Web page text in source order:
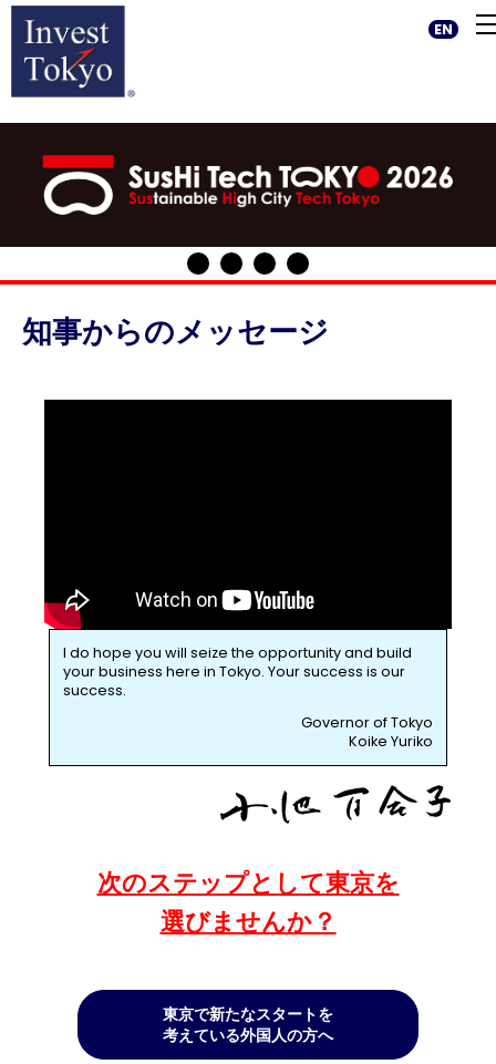
EN
知事からのメッセージ
I do hope you will seize the opportunity and build
your business here in Tokyo. Your success is our
success.
Governor of Tokyo
Koike Yuriko
次のステップとして東京を
選びませんか？
東京で新たなスタートを
考えている外国人の方へ